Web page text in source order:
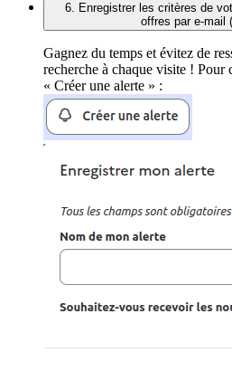
6. Enregistrer les critères de
offres par e-mail
Gagnez du temps et évitez de
recherche à chaque visite ! Pour
« Créer une alerte » :